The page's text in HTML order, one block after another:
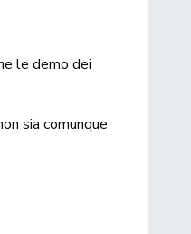
le demo dei
sia comunque